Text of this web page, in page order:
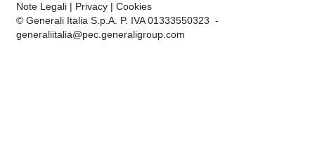
Note Legali | Privacy | Cookies
© Generali Italia S.p.A. P. IVA 01333550323 -
generaliitalia@pec.generaligroup.com